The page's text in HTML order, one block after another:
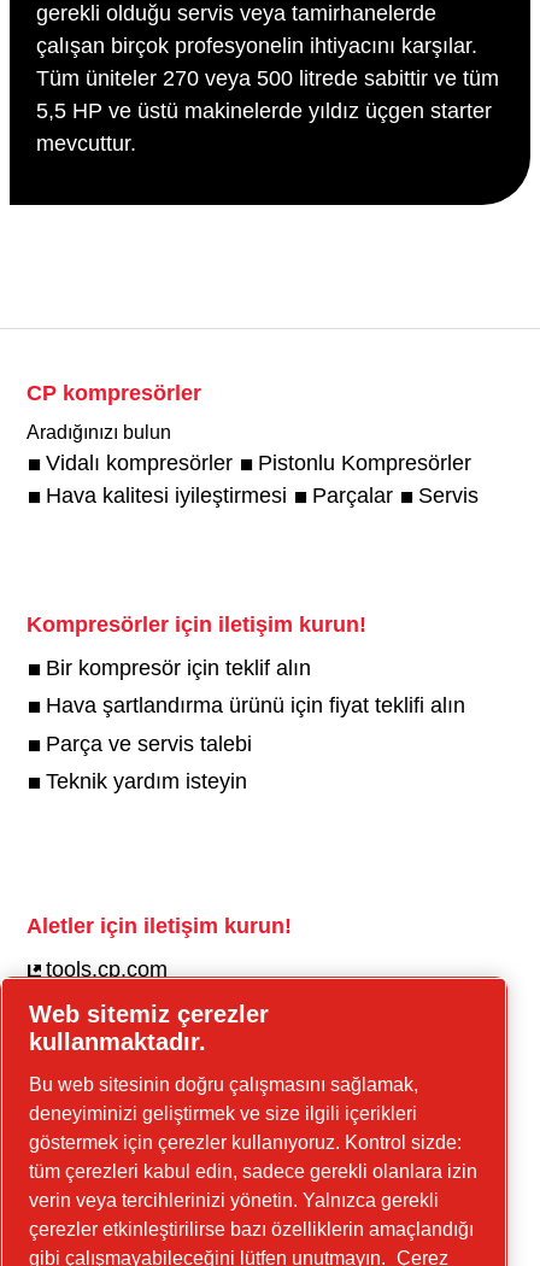
gerekli olduğu servis veya tamirhanelerde
çalışan birçok profesyonelin ihtiyacını karşılar.
Tüm üniteler 270 veya 500 litrede sabittir ve tüm
5,5 HP ve üstü makinelerde yıldız üçgen starter
mevcuttur.
CP kompresörler
Aradığınızı bulun
Vidalı kompresörler
Pistonlu Kompresörler
Hava kalitesi iyileştirmesi
Parçalar Servis
Kompresörler için iletişim kurun!
Bir kompresör için teklif alın
Hava şartlandırma ürünü için fiyat teklifi alın
Parça ve servis talebi
Teknik yardım isteyin
Aletler için iletişim kurun!
tools.cp.com
İnşaat ekipmanı ve seyyar enerji için iletişim
kurun!
güç-tekniği.cp.com
Linkedin
YouTube
Web sitemiz çerezler
kullanmaktadır.
Bu web sitesinin doğru çalışmasını sağlamak,
deneyiminizi geliştirmek ve size ilgili içerikleri
göstermek için çerezler kullanıyoruz. Kontrol sizde:
tüm çerezleri kabul edin, sadece gerekli olanlara izin
verin veya tercihlerinizi yönetin. Yalnızca gerekli
çerezler etkinleştirilirse bazı özelliklerin amaçlandığı
gibi çalışmayabileceğini lütfen unutmayın. Çerez